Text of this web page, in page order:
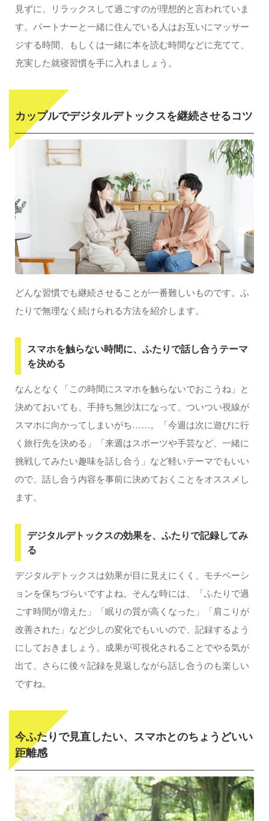
見ずに、リラックスして過ごすのが理想的と言われていま
す。パートナーと一緒に住んでいる人はお互いにマッサー
ジする時間、もしくは一緒に本を読む時間などに充てて、
充実した就寝習慣を手に入れましょう。
カップルでデジタルデトックスを継続させるコツ
どんな習慣でも継続させることが一番難しいものです。ふ
たりで無理なく続けられる方法を紹介します。
スマホを触らない時間に、ふたりで話し合うテーマ
を決める
なんとなく「この時間にスマホを触らないでおこうね」と
決めておいても、手持ち無沙汰になって、ついつい視線が
スマホに向かってしまいがち……。「今週は次に遊びに行
く旅行先を決める」「来週はスポーツや手芸など、一緒に
挑戦してみたい趣味を話し合う」など軽いテーマでもいい
ので、話し合う内容を事前に決めておくことをオススメし
ます。
デジタルデトックスの効果を、ふたりで記録してみ
る
デジタルデトックスは効果が目に見えにくく、モチベーシ
ョンを保ちづらいですよね。そんな時には、「ふたりで過
ごす時間が増えた」「眠りの質が高くなった」「肩こりが
改善された」など少しの変化でもいいので、記録するよう
にしておきましょう。成果が可視化されることでやる気が
出て、さらに後々記録を見返しながら話し合うのも楽しい
ですね。
今ふたりで見直したい、スマホとのちょうどいい
距離感